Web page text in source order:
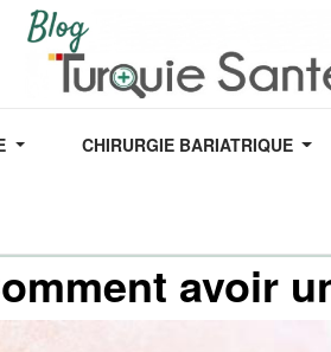
CHIRURGIE BARIATRIQUE
avoir